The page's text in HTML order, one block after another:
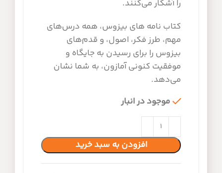
را آشکار می‌کنند.
کتاب نامه های بیزوس، همه درس‌های
مهم، طرز فکر، اصول، و قدم‌های
بیزوس را برای رسیدن به جایگاه و
موفقیت کنونی آمازون، به شما نشان
می‌دهد.
موجود در انبار
افزودن به سبد خرید